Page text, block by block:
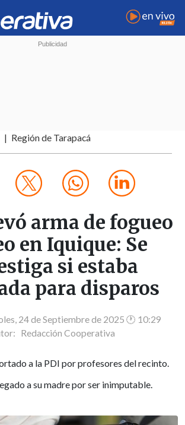
Región de Tarapacá
arma de fogueo
en Iquique: Se
si estaba
para disparos
24 de Septiembre de 2025 🕐 10:29
Redacción Cooperativa
a la PDI por profesores del recinto.
a su madre por ser inimputable.